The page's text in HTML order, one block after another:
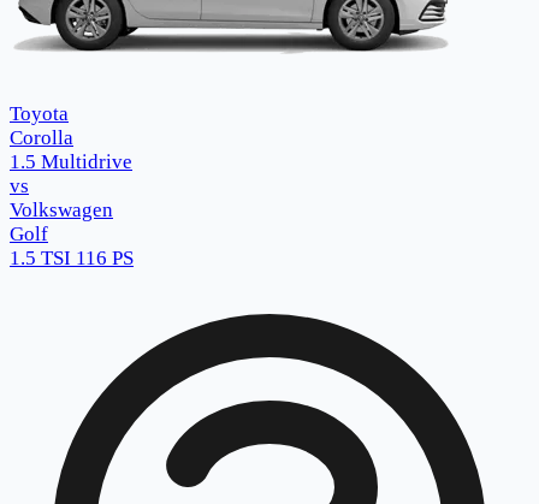
Toyota
Corolla
1.5 Multidrive
vs
Volkswagen
Golf
1.5 TSI 116 PS